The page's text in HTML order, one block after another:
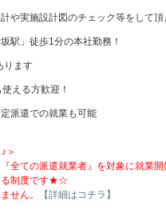
や実施設計図のチェック等をして頂
駅」徒歩1分の本社勤務！
ります
える方歓迎！
派遣での就業も可能
＞
全ての派遣就業者』を対象に就業開
る制度です★☆
せん。
【詳細はコチラ】